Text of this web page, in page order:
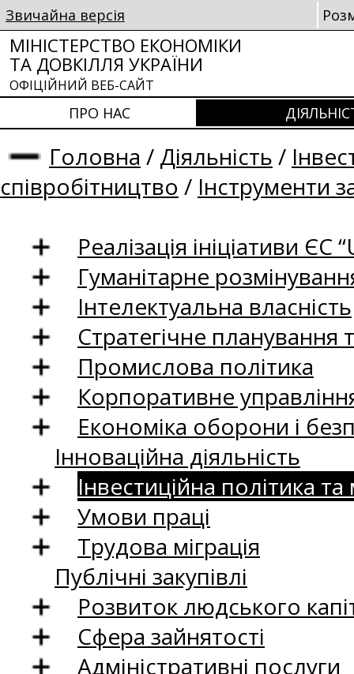
Звичайна версія
МІНІСТЕРСТВО ЕКОНОМІКИ
ТА ДОВКІЛЛЯ УКРАЇНИ
ОФІЦІЙНИЙ ВЕБ-САЙТ
ПРО НАС
Головна / Діяльність /
співробітництво / Інструменти
Реалізація ініціативи ЄС
Гуманітарне
Інтелектуальна власність
Стратегічне
Промислова політика
Корпоративне
Економіка оборони і
Інноваційна діяльність
Інвестиційна політика
Умови праці
Трудова міграція
Публічні закупівлі
Розвиток людського
Сфера зайнятості
Адміністративні послуги